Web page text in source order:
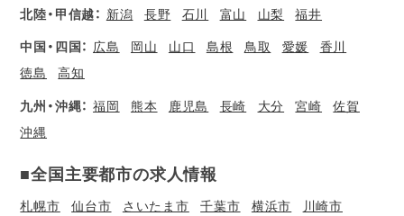
北陸・甲信越： 新潟 長野 石川 富山 山梨 福井
中国・四国： 広島 岡山 山口 島根 鳥取 愛媛
香川
徳島
高知
九州・沖縄： 福岡 熊本 鹿児島 長崎 大分 宮崎
佐賀
沖縄
■全国主要都市の求人情報
札幌市 仙台市 さいたま市 千葉市 横浜市
川崎市